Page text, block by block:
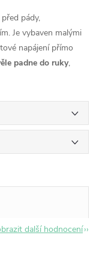
před pády,
Je vybaven malými
napájení přímo
padne do ruky,
další hodnocení